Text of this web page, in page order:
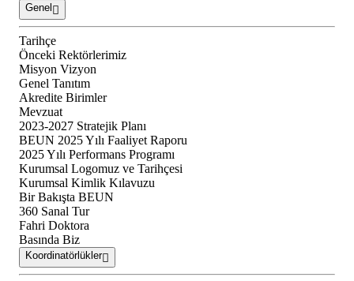
Genel
Tarihçe
Önceki Rektörlerimiz
Misyon Vizyon
Genel Tanıtım
Akredite Birimler
Mevzuat
2023-2027 Stratejik Planı
BEUN 2025 Yılı Faaliyet Raporu
2025 Yılı Performans Programı
Kurumsal Logomuz ve Tarihçesi
Kurumsal Kimlik Kılavuzu
Bir Bakışta BEUN
360 Sanal Tur
Fahri Doktora
Basında Biz
Koordinatörlükler